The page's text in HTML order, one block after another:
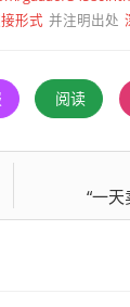
形式 并注明出处
阅读
“一